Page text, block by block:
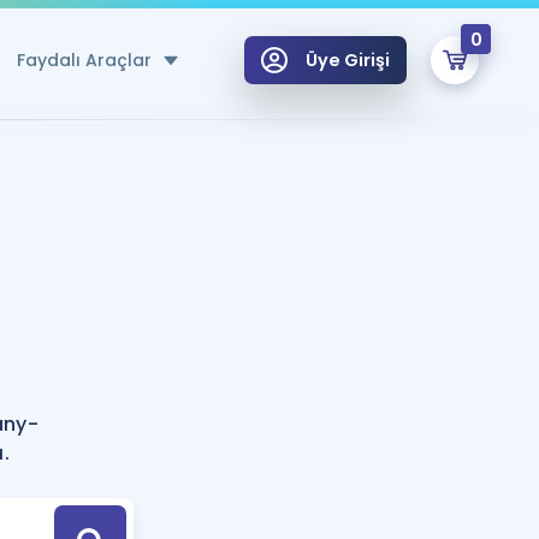
Faydalı Araçlar
Hesaplama Aracı
için Öneriler
Tek Takvimde
Üye Girişi
0
Hoca ile seni sınava hazırlayacak onlarca eğitim seni bekliyor!